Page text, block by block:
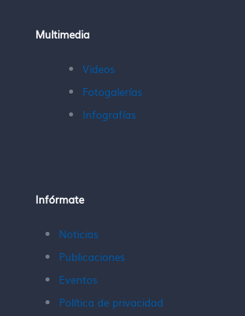
Multimedia
Videos
Fotogalerías
Infografías
Infórmate
Noticias
Publicaciones
Eventos
Política de privacidad